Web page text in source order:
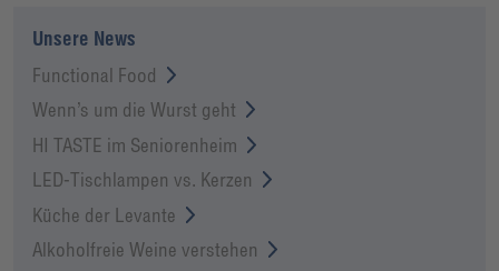
Unsere News
Functional Food
Wenn’s um die Wurst geht
HI TASTE im Seniorenheim
LED-Tischlampen vs. Kerzen
Küche der Levante
Alkoholfreie Weine verstehen